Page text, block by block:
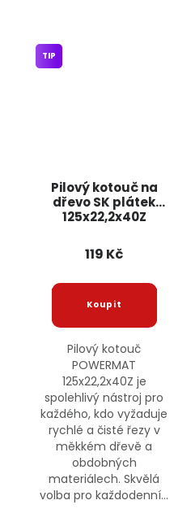
Pilový kotouč na
dřevo SK plátek
125x22,2x40Z
TIP
119 Kč
Pilový kotouč
POWERMAT
125x22,2x40Z je
spolehlivý nástroj pro
každého, kdo vyžaduje
rychlé a čisté řezy v
měkkém dřevě a
obdobných
materiálech. Skvělá
volba pro každodenní...